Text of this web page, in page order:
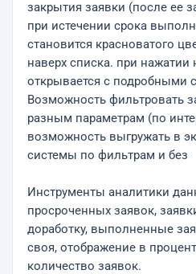
закрытия заявки (после ее
при истечении срока
становится красноватого
наверх списка. при нажатии
открывается с подробными
Возможность фильтровать
разным параметрам (по
возможность выгружать в
системы по фильтрам и без
Инструменты аналитики
просроченных заявок,
доработку, выполненные
своя, отображение в
количество заявок.